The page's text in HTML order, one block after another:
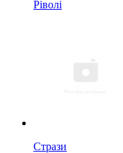
Ріволі
Стрази